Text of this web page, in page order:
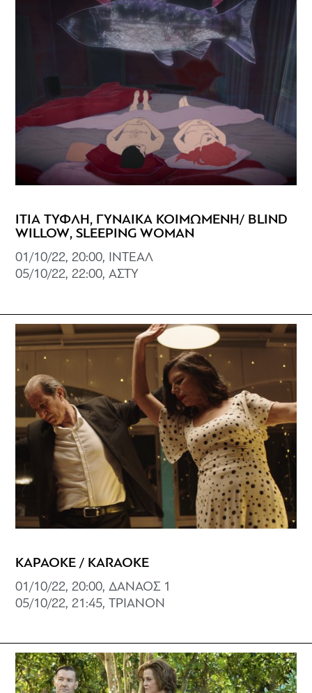
ΙΤΙΑ ΤΥΦΛΗ, ΓΥΝΑΙΚΑ ΚΟΙΜΩΜΕΝΗ/ BLIND
WILLOW, SLEEPING WOMAN
01/10/22, 20:00, ΙΝΤΕΑΛ
05/10/22, 22:00, ΑΣΤΥ
ΚΑΡΑΟΚΕ / KARAOKE
01/10/22, 20:00, ΔΑΝΑΟΣ 1
05/10/22, 21:45, ΤΡΙΑΝΟΝ